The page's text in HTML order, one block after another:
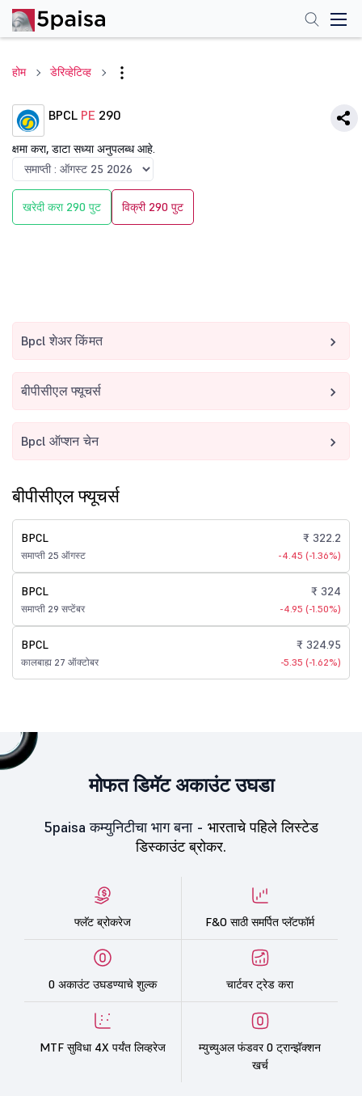
होम डेरिव्हेटिव्ह
BPCL PE 290
क्षमा करा, डाटा सध्या अनुपलब्ध आहे.
खरेदी करा 290 पुट विक्री 290 पुट
Bpcl शेअर किंमत
बीपीसीएल फ्यूचर्स
Bpcl ऑप्शन चेन
बीपीसीएल फ्यूचर्स
BPCL
समाप्ती 25 ऑगस्ट
₹ 322.2
-4.45 (-1.36%)
BPCL
समाप्ती 29 सप्टेंबर
₹ 324
-4.95 (-1.50%)
BPCL
कालबाह्य 27 ऑक्टोबर
₹ 324.95
-5.35 (-1.62%)
मोफत डिमॅट अकाउंट उघडा
5paisa कम्युनिटीचा भाग बना - भारताचे पहिले लिस्टेड
डिस्काउंट ब्रोकर.
फ्लॅट ब्रोकरेज F&O साठी समर्पित प्लॅटफॉर्म
0 अकाउंट उघडण्याचे शुल्क चार्टवर ट्रेड करा
MTF सुविधा 4X पर्यंत लिव्हरेज
म्युच्युअल फंडवर 0 ट्रान्झॅक्शन
खर्च